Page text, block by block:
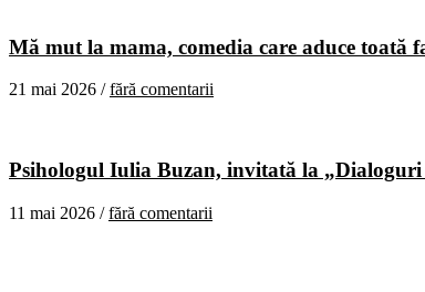
Mă mut la mama, comedia care aduce toată
21 mai 2026 /fără comentarii
Psihologul Iulia Buzan, invitată la
11 mai 2026 /fără comentarii